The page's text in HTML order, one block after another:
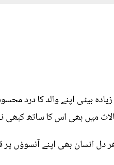
بیٹی اپنے والد کا درد
میں بھی اس کا ساتھ کبھی
بھی اپنے آنسوؤں پر